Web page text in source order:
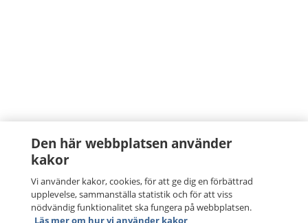
Den här webbplatsen använder
kakor
Vi använder kakor, cookies, för att ge dig en förbättrad
upplevelse, sammanställa statistik och för att viss
nödvändig funktionalitet ska fungera på webbplatsen.
Läs mer om hur vi använder kakor